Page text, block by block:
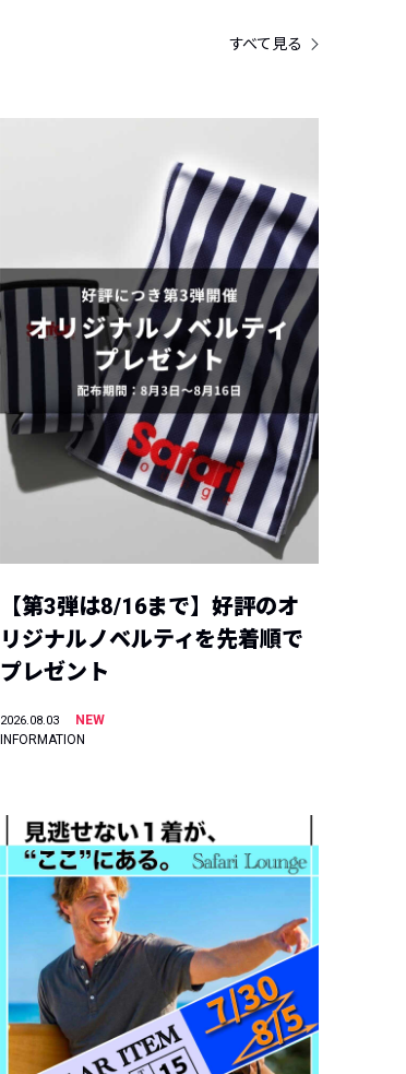
すべて見る
【第3弾は8/16まで】好評のオ
リジナルノベルティを先着順で
プレゼント
2026.08.03
NEW
INFORMATION